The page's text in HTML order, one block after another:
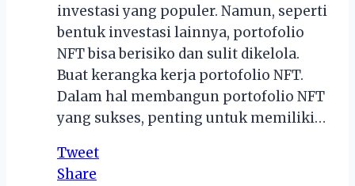
investasi yang populer. Namun, seperti
bentuk investasi lainnya, portofolio
NFT bisa berisiko dan sulit dikelola.
Buat kerangka kerja portofolio NFT.
Dalam hal membangun portofolio NFT
yang sukses, penting untuk memiliki…
Tweet
Share